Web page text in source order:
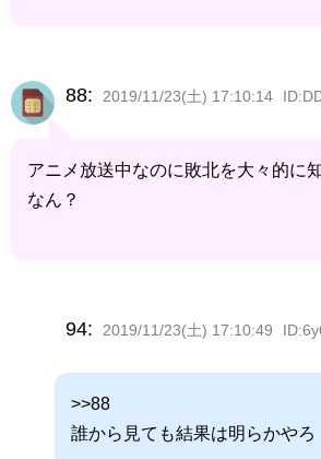
88: 2019/11/23(土) 17:10:14
アニメ放送中なのに敗北を大々的に
なん？
94: 2019/11/23(土) 17:10:49
>>88
誰から見ても結果は明らかやろ